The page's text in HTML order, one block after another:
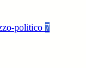
politico 7